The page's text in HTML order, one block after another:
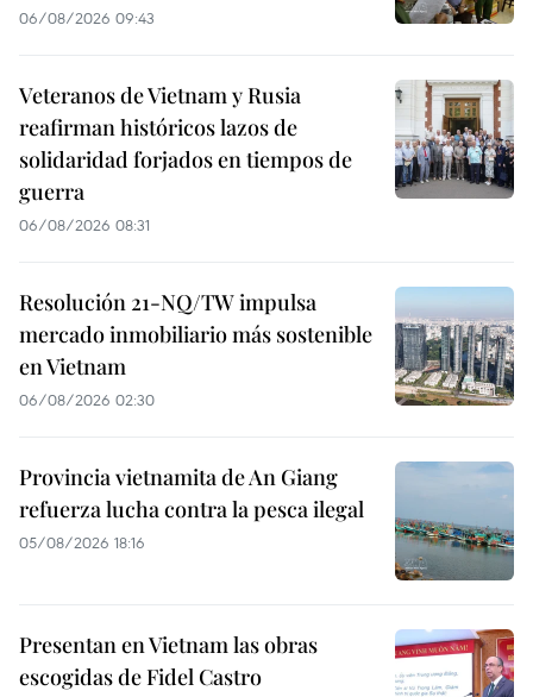
06/08/2026 09:43
Veteranos de Vietnam y Rusia
reafirman históricos lazos de
solidaridad forjados en tiempos de
guerra
06/08/2026 08:31
Resolución 21-NQ/TW impulsa
mercado inmobiliario más sostenible
en Vietnam
06/08/2026 02:30
Provincia vietnamita de An Giang
refuerza lucha contra la pesca ilegal
05/08/2026 18:16
Presentan en Vietnam las obras
escogidas de Fidel Castro